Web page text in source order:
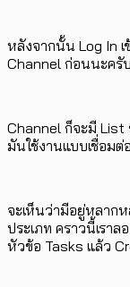
หลังจากนั้น Log In เ
Channel ก่อนนะครับ
Channel ก็จะมี List
มันใช้งานแบบเชื่อมต่
จะเห็นว่ามีอยู่หลาก
ประเภท คราวนี้เราล
หัวข้อ Tasks แล้ว